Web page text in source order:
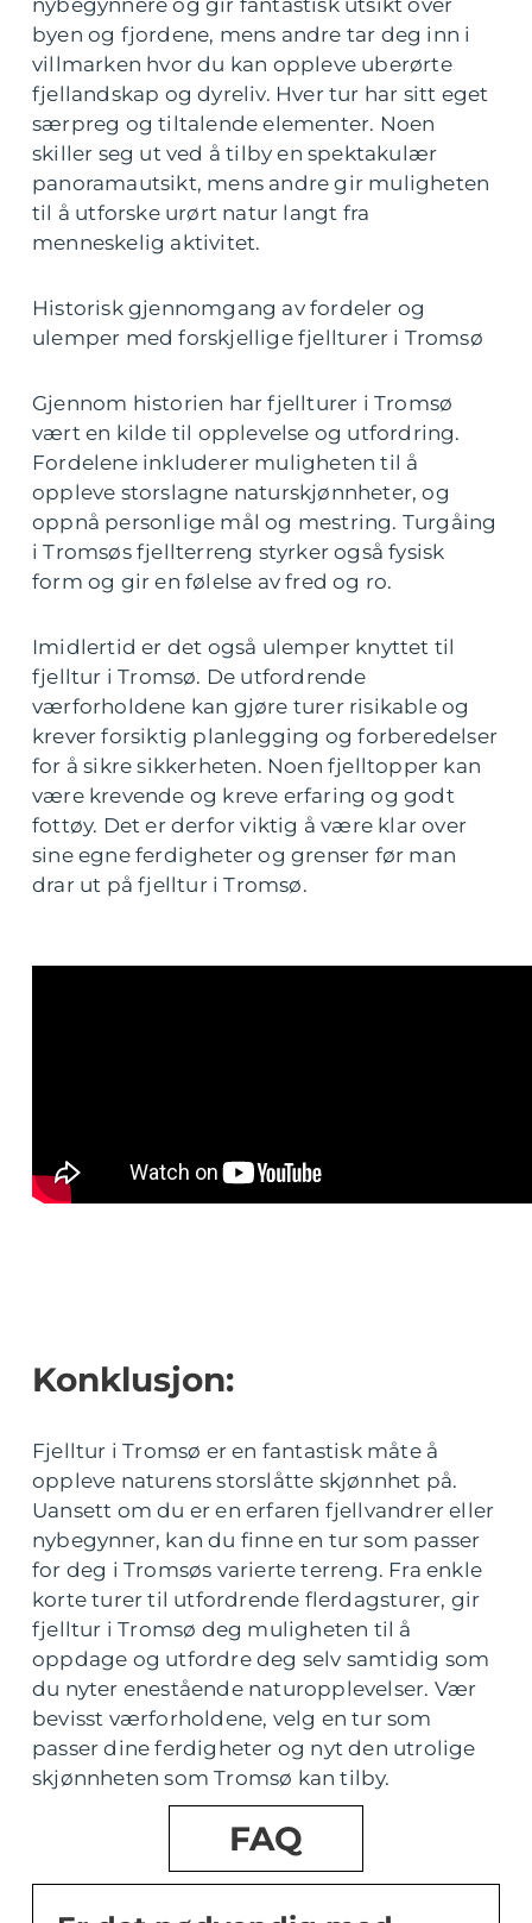
nybegynnere og gir fantastisk utsikt over
byen og fjordene, mens andre tar deg inn i
villmarken hvor du kan oppleve uberørte
fjellandskap og dyreliv. Hver tur har sitt eget
særpreg og tiltalende elementer. Noen
skiller seg ut ved å tilby en spektakulær
panoramautsikt, mens andre gir muligheten
til å utforske urørt natur langt fra
menneskelig aktivitet.
Historisk gjennomgang av fordeler og
ulemper med forskjellige fjellturer i Tromsø
Gjennom historien har fjellturer i Tromsø
vært en kilde til opplevelse og utfordring.
Fordelene inkluderer muligheten til å
oppleve storslagne naturskjønnheter, og
oppnå personlige mål og mestring. Turgåing
i Tromsøs fjellterreng styrker også fysisk
form og gir en følelse av fred og ro.
Imidlertid er det også ulemper knyttet til
fjelltur i Tromsø. De utfordrende
værforholdene kan gjøre turer risikable og
krever forsiktig planlegging og forberedelser
for å sikre sikkerheten. Noen fjelltopper kan
være krevende og kreve erfaring og godt
fottøy. Det er derfor viktig å være klar over
sine egne ferdigheter og grenser før man
drar ut på fjelltur i Tromsø.
Konklusjon:
Fjelltur i Tromsø er en fantastisk måte å
oppleve naturens storslåtte skjønnhet på.
Uansett om du er en erfaren fjellvandrer eller
nybegynner, kan du finne en tur som passer
for deg i Tromsøs varierte terreng. Fra enkle
korte turer til utfordrende flerdagsturer, gir
fjelltur i Tromsø deg muligheten til å
oppdage og utfordre deg selv samtidig som
du nyter enestående naturopplevelser. Vær
bevisst værforholdene, velg en tur som
passer dine ferdigheter og nyt den utrolige
skjønnheten som Tromsø kan tilby.
FAQ